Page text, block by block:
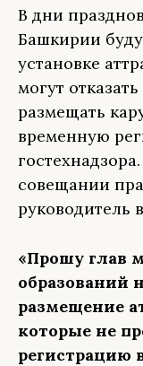
В дни
Башкирии
установке
могут
размещать
временную
совещании
руководитель
«Прошу глав
образований
размещение
которые не
регистрацию